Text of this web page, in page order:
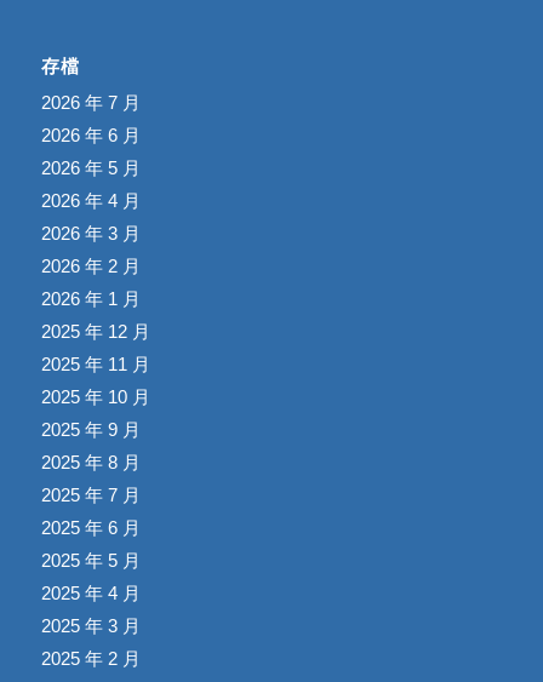
存檔
2026 年 7 月
2026 年 6 月
2026 年 5 月
2026 年 4 月
2026 年 3 月
2026 年 2 月
2026 年 1 月
2025 年 12 月
2025 年 11 月
2025 年 10 月
2025 年 9 月
2025 年 8 月
2025 年 7 月
2025 年 6 月
2025 年 5 月
2025 年 4 月
2025 年 3 月
2025 年 2 月